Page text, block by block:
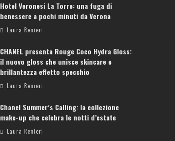
Hotel Veronesi La Torre: una fuga di
benessere a pochi minuti da Verona
Laura Renieri
CHANEL presenta Rouge Coco Hydra Gloss:
il nuovo gloss che unisce skincare e
brillantezza effetto specchio
Laura Renieri
Chanel Summer’s Calling: la collezione
make-up che celebra le notti d’estate
Laura Renieri
ATENE: GUIDA PER IL WEEKEND PERFETTO